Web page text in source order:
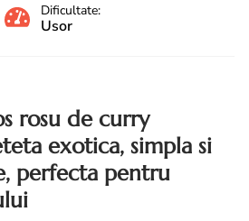
Dificultate:
Usor
rosu de curry
exotica, simpla si
perfecta pentru